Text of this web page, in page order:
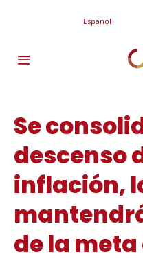
Español
Se
descenso
inflación,
de la meta